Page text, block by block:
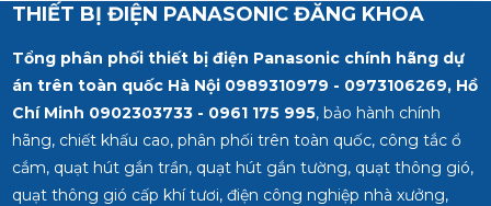
THIẾT BỊ ĐIỆN PANASONIC ĐĂNG KHOA
Tổng phân phối thiết bị điện Panasonic chính hãng dự
án trên toàn quốc Hà Nội 0989310979 - 0973106269, Hồ
Chí Minh 0902303733 - 0961 175 995, bảo hành chính
hãng, chiết khấu cao, phân phối trên toàn quốc, công tắc ổ
cắm, quạt hút gắn trần, quạt hút gắn tường, quạt thông gió,
quạt thông gió cấp khí tươi, điện công nghiệp nhà xưởng,